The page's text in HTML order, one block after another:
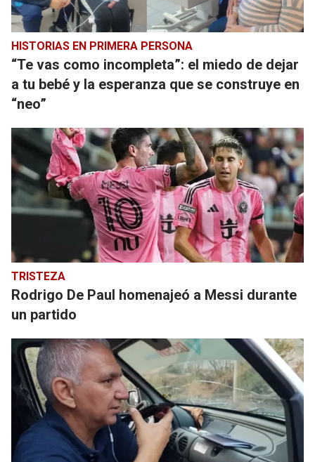
HISTORIAS EN PRIMERA PERSONA
“Te vas como incompleta”: el miedo de dejar
a tu bebé y la esperanza que se construye en
“neo”
TRISTEZA
Rodrigo De Paul homenajeó a Messi durante
un partido